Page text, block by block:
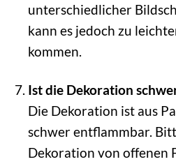
unterschiedlicher
kann es jedoch zu
kommen.
Ist die Dekoration
Die Dekoration ist aus
schwer entflammbar.
Dekoration von offenen